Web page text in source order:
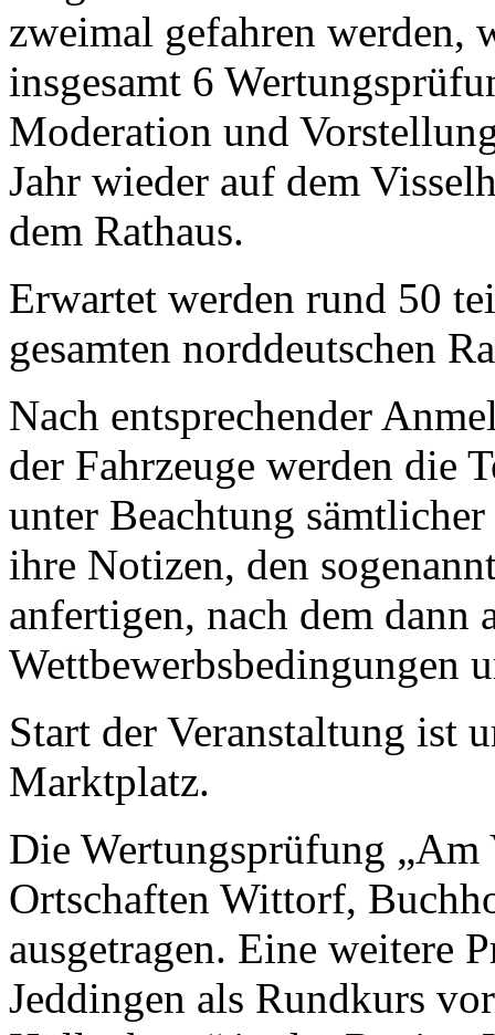
zweimal gefahren werden,
insgesamt 6
Moderation und
Jahr wieder auf dem
dem Rathaus.
Erwartet werden rund 50
gesamten norddeutschen
Nach entsprechender
der Fahrzeuge werden die
unter Beachtung
ihre Notizen, den
anfertigen, nach dem dann
Wettbewerbsbedingungen
Start der Veranstaltung ist
Marktplatz.
Die Wertungsprüfung
Ortschaften Wittorf,
ausgetragen. Eine weitere
Jeddingen als Rundkurs